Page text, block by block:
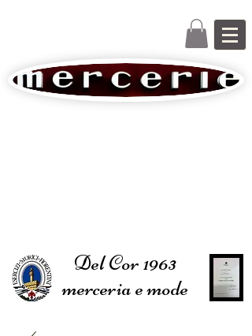
Del Cor 1963
merceria e mode